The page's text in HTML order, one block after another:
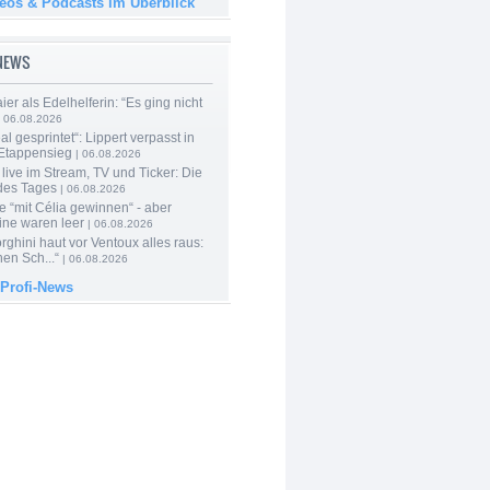
als Edelhelferin: “Es ging nicht
gesprintet“: Lippert verpasst in
| 06.08.2026
im Stream, TV und Ticker: Die
Tages | 06.08.2026
“mit Célia gewinnen“ - aber
waren leer | 06.08.2026
haut vor Ventoux alles raus:
Sch...“ | 06.08.2026
News